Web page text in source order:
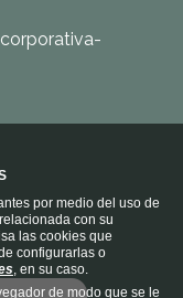
por medio del uso de
con su
las cookies que
configurarlas o
, en su caso.
de modo que se le